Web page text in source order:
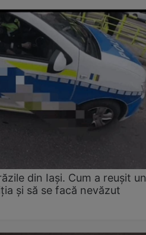
din Iași. Cum a reușit un
și să se facă nevăzut